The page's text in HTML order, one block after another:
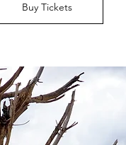
Buy Tickets